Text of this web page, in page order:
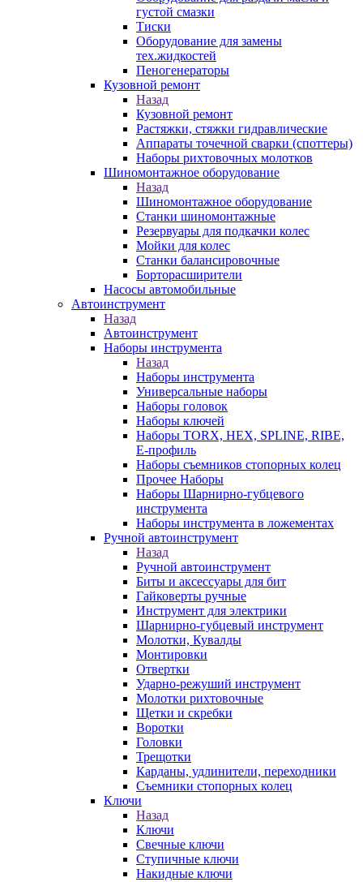
густой смазки
Тиски
Оборудование для замены
тех.жидкостей
Пеногенераторы
Кузовной ремонт
Назад
Кузовной ремонт
Растяжки, стяжки гидравлические
Аппараты точечной сварки (споттеры)
Наборы рихтовочных молотков
Шиномонтажное оборудование
Назад
Шиномонтажное оборудование
Станки шиномонтажные
Резервуары для подкачки колес
Мойки для колес
Станки балансировочные
Борторасширители
Насосы автомобильные
Автоинструмент
Назад
Автоинструмент
Наборы инструмента
Назад
Наборы инструмента
Универсальные наборы
Наборы головок
Наборы ключей
Наборы TORX, HEX, SPLINE, RIBE,
E-профиль
Наборы съемников стопорных колец
Прочее Наборы
Наборы Шарнирно-губцевого
инструмента
Наборы инструмента в ложементах
Ручной автоинструмент
Назад
Ручной автоинструмент
Биты и аксессуары для бит
Гайковерты ручные
Инструмент для электрики
Шарнирно-губцевый инструмент
Молотки, Кувалды
Монтировки
Отвертки
Ударно-режуший инструмент
Молотки рихтовочные
Щетки и скребки
Воротки
Головки
Трещотки
Карданы, удлинители, переходники
Съемники стопорных колец
Ключи
Назад
Ключи
Свечные ключи
Ступичные ключи
Накидные ключи